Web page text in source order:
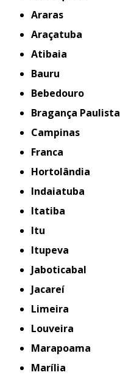
Araras
Araçatuba
Atibaia
Bauru
Bebedouro
Bragança Paulista
Campinas
Franca
Hortolândia
Indaiatuba
Itatiba
Itu
Itupeva
Jaboticabal
Jacareí
Limeira
Louveira
Marapoama
Marília